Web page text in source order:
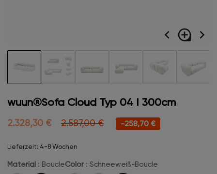
navigate_before loupe navigate_next
wuun®Sofa Cloud Typ 04 I 300cm
2.328,30 € 2.587,00 € -258,70 €
Lieferzeit: 4-8 Wochen
Material : BoucleColor : Schneeweiß-Boucle